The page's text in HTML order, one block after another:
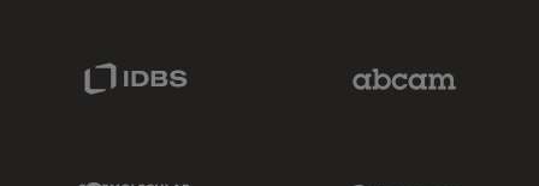
Molecular Devices Link